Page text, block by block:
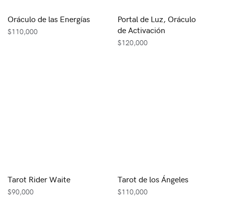
Oráculo de las Energías
$110,000
Portal de Luz, Oráculo
de Activación
$120,000
Tarot Rider Waite
$90,000
Tarot de los Ángeles
$110,000